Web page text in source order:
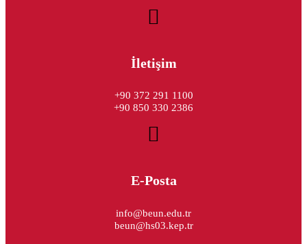
İletişim
+90 372 291 1100
+90 850 330 2386
E-Posta
info@beun.edu.tr
beun@hs03.kep.tr